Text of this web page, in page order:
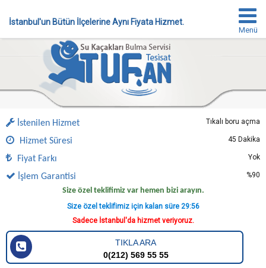
İstanbul'un Bütün İlçelerine Aynı Fiyata Hizmet.
Menü
İstenilen Hizmet Tıkalı boru açma
Hizmet Süresi 45 Dakika
Fiyat Farkı Yok
İşlem Garantisi %90
Size özel teklifimiz var hemen bizi arayın.
Size özel teklifimiz için kalan süre 29:56
Sadece İstanbul'da hizmet veriyoruz.
TIKLA ARA
0(212) 569 55 55